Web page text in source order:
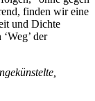
finden wir eine
und Dichte
der